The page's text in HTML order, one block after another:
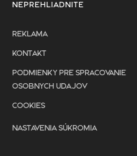
NEPREHLIADNITE
REKLAMA
KONTAKT
PODMIENKY PRE SPRACOVANIE
OSOBNYCH UDAJOV
COOKIES
NASTAVENIA SÚKROMIA